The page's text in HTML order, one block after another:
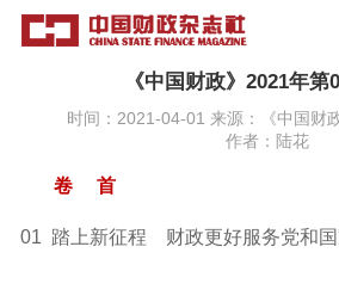
《中国财政》2021年第
时间：2021-04-01 来源：《中国财
作者：陆花
卷 首
01 踏上新征程 财政更好服务党和国